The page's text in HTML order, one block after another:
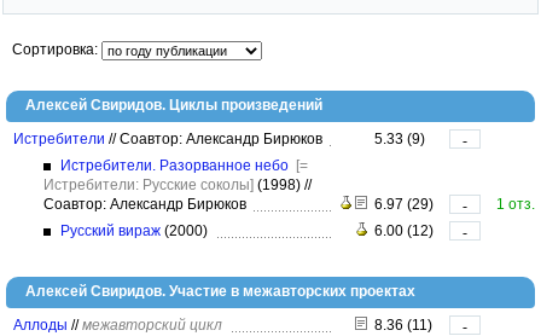
Сортировка:
Алексей Свиридов. Циклы произведений
Истребители //Соавтор: Александр Бирюков 5.33 (9)
-
Истребители. Разорванное небо [=
Истребители: Русские соколы] (1998) //
Соавтор: Александр Бирюков
6.97 (29) -
1 отз.
Русский вираж (2000) 6.00 (12) -
Алексей Свиридов. Участие в межавторских проектах
Аллоды // межавторский цикл 8.36 (11)
-